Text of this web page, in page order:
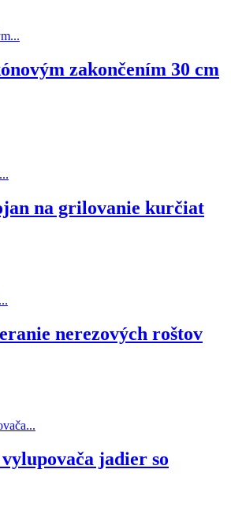
zakončením 30 cm
na grilovanie kurčiat
nerezových roštov
jadier so